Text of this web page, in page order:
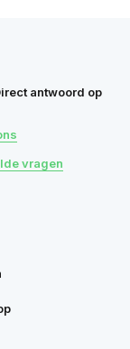
antwoord op
vragen